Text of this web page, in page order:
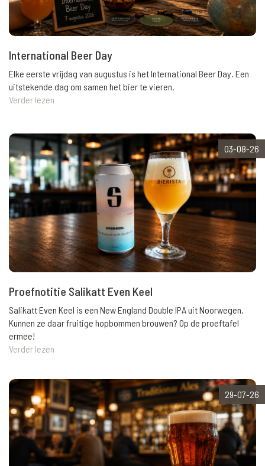
International Beer Day
Elke eerste vrijdag van augustus is het International Beer Day. Een
uitstekende dag om samen het bier te vieren.
Verder lezen
03-08-26
Proefnotitie Salikatt Even Keel
Salikatt Even Keel is een New England Double IPA uit Noorwegen.
Kunnen ze daar fruitige hopbommen brouwen? Op de proeftafel
ermee!
Verder lezen
29-07-26